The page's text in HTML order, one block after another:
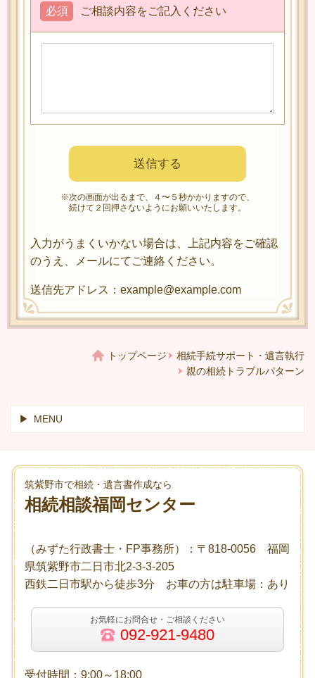
ご相談内容をご記入ください
必須
※次の画面が出るまで、４〜５秒かかりますので、
続けて２回押さないようにお願いいたします。
入力がうまくいかない場合は、上記内容をご確認
のうえ、メールにてご連絡ください。
送信先アドレス：example@example.com
トップページ
相続手続サポート・遺言執行
親の相続トラブルパターン
MENU
筑紫野市で相続・遺言書作成なら
相続相談福岡センター
（みずた行政書士・FP事務所）：〒818-0056 福岡
県筑紫野市二日市北2-3-3-205
西鉄二日市駅から徒歩3分 お車の方は駐車場：あり
お気軽にお問合せ・ご相談ください
092-921-9480
受付時間：9:00～18:00